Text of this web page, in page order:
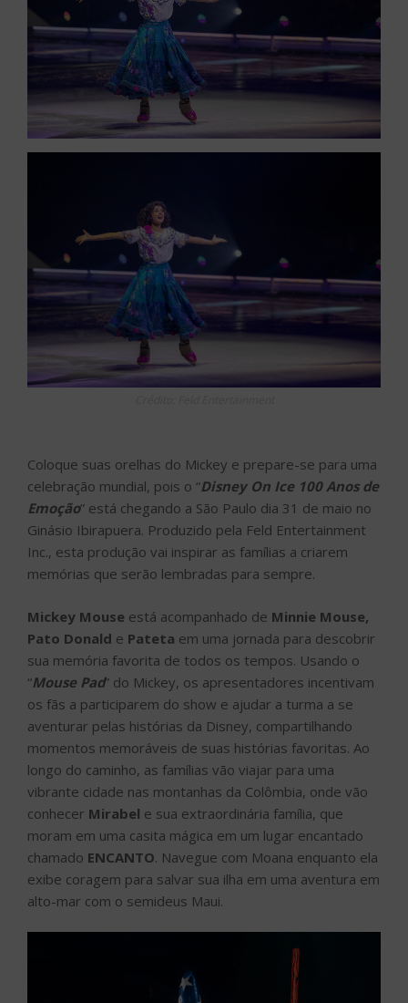
Coloque suas orelhas do Mickey e prepare-se para uma
celebração mundial, pois o “Disney On Ice 100 Anos de
Emoção” está chegando a São Paulo dia 31 de maio no
Ginásio Ibirapuera. Produzido pela Feld Entertainment
Inc., esta produção vai inspirar as famílias a criarem
memórias que serão lembradas para sempre.
Mickey Mouse está acompanhado de Minnie Mouse,
Pato Donald e Pateta em uma jornada para descobrir
sua memória favorita de todos os tempos. Usando o
“Mouse Pad” do Mickey, os apresentadores incentivam
os fãs a participarem do show e ajudar a turma a se
aventurar pelas histórias da Disney, compartilhando
momentos memoráveis de suas histórias favoritas. Ao
longo do caminho, as famílias vão viajar para uma
vibrante cidade nas montanhas da Colômbia, onde vão
conhecer Mirabel e sua extraordinária família, que
moram em uma casita mágica em um lugar encantado
chamado ENCANTO. Navegue com Moana enquanto ela
exibe coragem para salvar sua ilha em uma aventura em
alto-mar com o semideus Maui.